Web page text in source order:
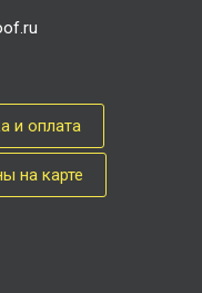
и оплата
на карте